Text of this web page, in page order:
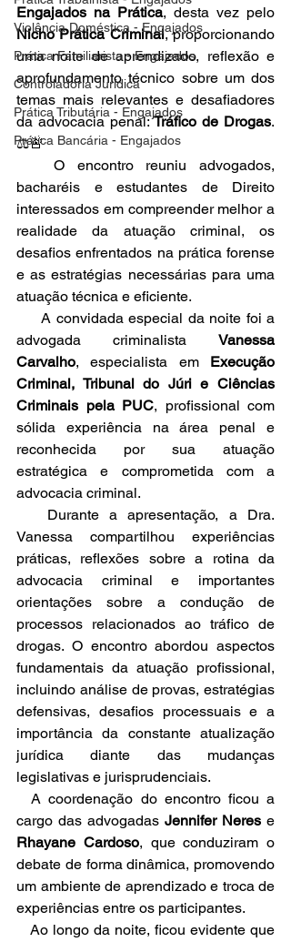
Violência Doméstica - Engajados
Prática Familiarista - Engajados
Controladoria Jurídica
Prática Tributária - Engajados
Prática Bancária - Engajados
Engajados na Prática
Nicho Prática Criminal, proporcionando
uma noite de aprendizado, reflexão e
aprofundamento técnico sobre um dos
temas mais relevantes e desafiadores
da advocacia penal: Tráfico de Drogas.
⚖️🚨
bacharéis e estudantes de Direito
interessados em compreender melhor a
realidade da atuação criminal, os
desafios enfrentados na prática forense
e as estratégias necessárias para uma
atuação técnica e eficiente.
     A convidada especial da noite foi a
advogada criminalista Vanessa
Carvalho, especialista em Execução
Criminal, Tribunal do Júri e Ciências
Criminais pela PUC, profissional com
sólida experiência na área penal e
reconhecida por sua atuação
estratégica e comprometida com a
advocacia criminal.
Vanessa compartilhou experiências
práticas, reflexões sobre a rotina da
advocacia criminal e importantes
orientações sobre a condução de
processos relacionados ao tráfico de
drogas. O encontro abordou aspectos
fundamentais da atuação profissional,
incluindo análise de provas, estratégias
defensivas, desafios processuais e a
importância da constante atualização
jurídica diante das mudanças
legislativas e jurisprudenciais.
  A coordenação do encontro ficou a
cargo das advogadas Jennifer Neres
Rhayane Cardoso, que conduziram o
debate de forma dinâmica, promovendo
um ambiente de aprendizado e troca de
experiências entre os participantes.